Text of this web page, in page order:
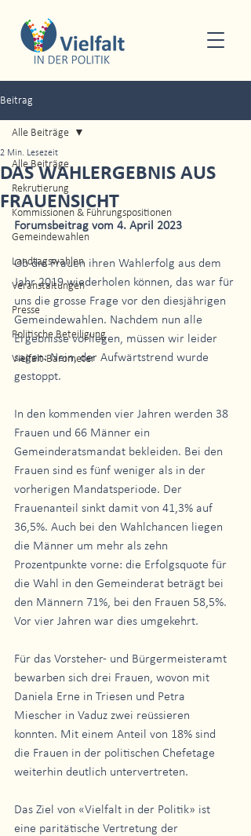
Beitrag
Alle Beiträge
Rekrutierung
Kommissionen & Führungspositionen
Gemeindewahlen
Landtagswahlen
Veranstaltungen
Presse
Politische Beteiligung
Vielfalt-Barometer
Alle Beiträge
DAS WAHLERGEBNIS AUS
FRAUENSICHT
2 Min. Lesezeit
Forumsbeitrag vom 4. April 2023
Ob die Frauen ihren Wahlerfolg aus dem
Jahr 2019 wiederholen können, das war für
uns die grosse Frage vor den diesjährigen
Gemeindewahlen. Nachdem nun alle
Ergebnisse vorliegen, müssen wir leider
sagen: Nein, der Aufwärtstrend wurde
gestoppt.
In den kommenden vier Jahren werden 38
Frauen und 66 Männer ein
Gemeinderatsmandat bekleiden. Bei den
Frauen sind es fünf weniger als in der
vorherigen Mandatsperiode. Der
Frauenanteil sinkt damit von 41,3% auf
36,5%. Auch bei den Wahlchancen liegen
die Männer um mehr als zehn
Prozentpunkte vorne: die Erfolgsquote für
die Wahl in den Gemeinderat beträgt bei
den Männern 71%, bei den Frauen 58,5%.
Vor vier Jahren war dies umgekehrt.
Für das Vorsteher- und Bürgermeisteramt
bewarben sich drei Frauen, wovon mit
Daniela Erne in Triesen und Petra
Miescher in Vaduz zwei reüssieren
konnten. Mit einem Anteil von 18% sind
die Frauen in der politischen Chefetage
weiterhin deutlich untervertreten.
Das Ziel von «Vielfalt in der Politik» ist
eine paritätische Vertretung der